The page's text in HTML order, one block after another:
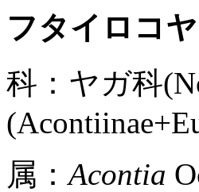
フタイロコ
科：ヤガ科
属：Acontia